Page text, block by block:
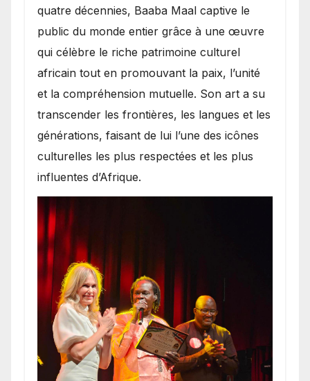
quatre décennies, Baaba Maal captive le
public du monde entier grâce à une œuvre
qui célèbre le riche patrimoine culturel
africain tout en promouvant la paix, l’unité
et la compréhension mutuelle. Son art a su
transcender les frontières, les langues et les
générations, faisant de lui l’une des icônes
culturelles les plus respectées et les plus
influentes d’Afrique.